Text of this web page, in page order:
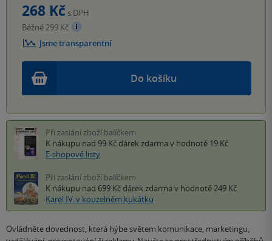
Do košíku
268 Kč s DPH
Běžně 299 Kč
Jsme transparentní
Při zaslání zboží balíčkem
K nákupu nad 99 Kč dárek zdarma v hodnotě 19 Kč
E-shopové listy
Při zaslání zboží balíčkem
K nákupu nad 699 Kč dárek zdarma v hodnotě 249 Kč
Karel IV. v kouzelném kukátku
Ovládněte dovednost, která hýbe světem komunikace, marketingu,